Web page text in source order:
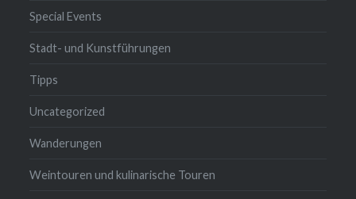
Special Events
Stadt- und Kunstführungen
Tipps
Uncategorized
Wanderungen
Weintouren und kulinarische Touren